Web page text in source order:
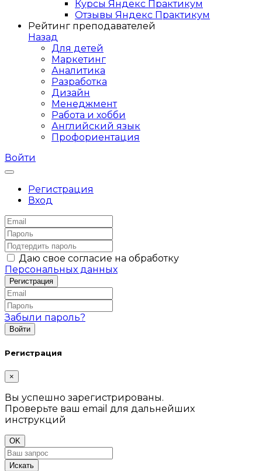
Курсы Яндекс Практикум
Отзывы Яндекс Практикум
Рейтинг преподавателей
Назад
Для детей
Маркетинг
Аналитика
Разработка
Дизайн
Менеджмент
Работа и хобби
Английский язык
Профориентация
Войти
Регистрация
Вход
Даю свое согласие на обработку
Персональных данных
Забыли пароль?
Регистрация
×
Вы успешно зарегистрированы.
Проверьте ваш email для дальнейших
инструкций
OK
Искать